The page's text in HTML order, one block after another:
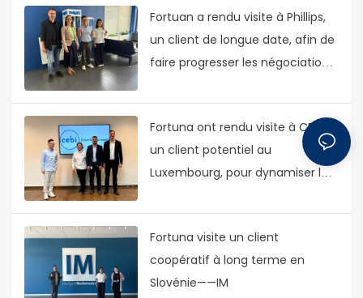
Fortuan a rendu visite à Phillips,
un client de longue date, afin de
faire progresser les négociations
nouveaux projets.
Fortuna ont rendu visite à CEBI,
un client potentiel au
Luxembourg, pour dynamiser le
Fortuna visite un client
coopératif à long terme en
Slovénie——IM